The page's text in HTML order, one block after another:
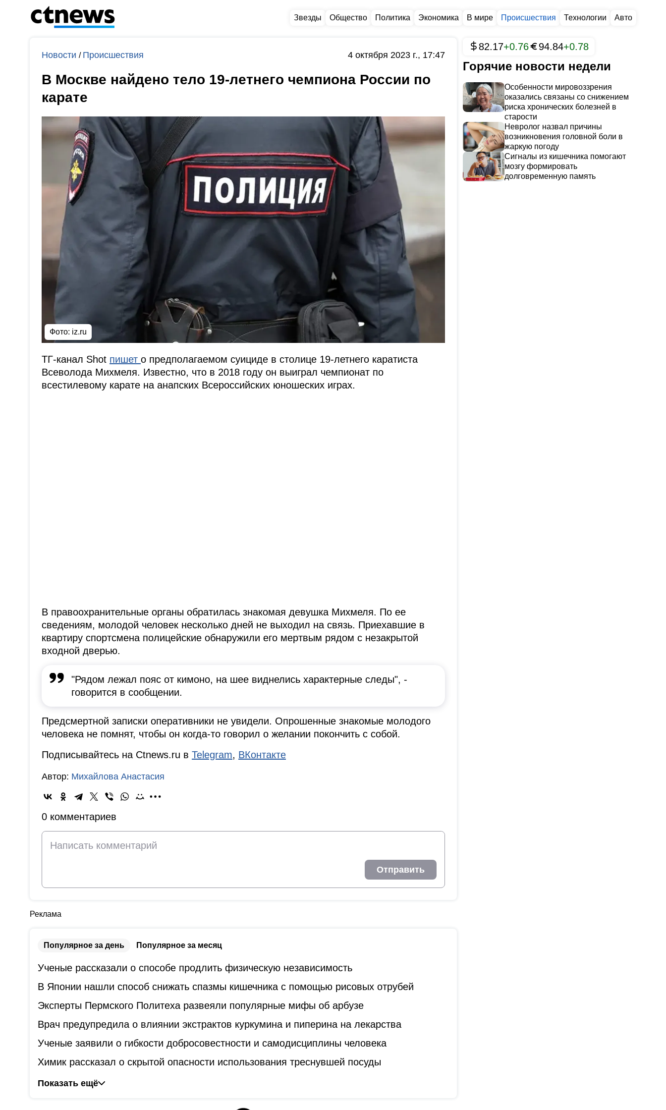
Звезды Общество Политика Экономика В мире Происшествия Технологии Авто
Новости / Происшествия 4 октября 2023 г., 17:47
В Москве найдено тело 19-летнего чемпиона России по
карате
Фото: iz.ru
ТГ-канал Shot пишет о предполагаемом суициде в столице 19-летнего каратиста
Всеволода Михмеля. Известно, что в 2018 году он выиграл чемпионат по
всестилевому карате на анапских Всероссийских юношеских играх.
В правоохранительные органы обратилась знакомая девушка Михмеля. По ее
сведениям, молодой человек несколько дней не выходил на связь. Приехавшие в
квартиру спортсмена полицейские обнаружили его мертвым рядом с незакрытой
входной дверью.
"Рядом лежал пояс от кимоно, на шее виднелись характерные следы", -
говорится в сообщении.
Предсмертной записки оперативники не увидели. Опрошенные знакомые молодого
человека не помнят, чтобы он когда-то говорил о желании покончить с собой.
Подписывайтесь на Ctnews.ru в Telegram, ВКонтакте
Автор: Михайлова Анастасия
0 комментариев
Отправить
Реклама
Популярное за день Популярное за месяц
Ученые рассказали о способе продлить физическую независимость
В Японии нашли способ снижать спазмы кишечника с помощью рисовых отрубей
Эксперты Пермского Политеха развеяли популярные мифы об арбузе
Врач предупредила о влиянии экстрактов куркумина и пиперина на лекарства
Ученые заявили о гибкости добросовестности и самодисциплины человека
Химик рассказал о скрытой опасности использования треснувшей посуды
Показать ещё
82.17+0.76 94.84+0.78
Горячие новости недели
Особенности мировоззрения
оказались связаны со снижением
риска хронических болезней в
старости
Невролог назвал причины
возникновения головной боли в
жаркую погоду
Сигналы из кишечника помогают
мозгу формировать
долговременную память